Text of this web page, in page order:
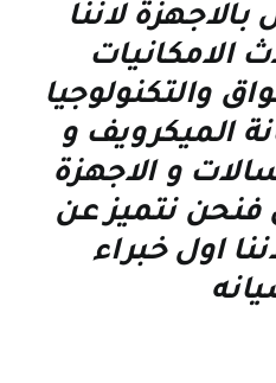
لاننا
الامكانيات
والتكنولوجيا
الميكرويف و
و الاجهزة
فنحن نتميز عن
اول خبراء